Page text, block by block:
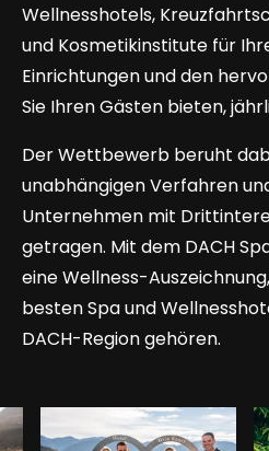
Wellnesshotels,
und Kosmetikinstitute für
Einrichtungen und den
Sie Ihren Gästen bieten,
Der Wettbewerb beruht
unabhängigen Verfahren
Unternehmen mit
getragen. Mit dem DACH
eine Wellness-
besten Spa und
DACH-Region gehören.